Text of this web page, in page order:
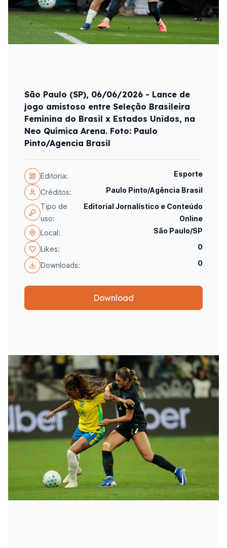
São Paulo (SP), 06/06/2026 - Lance de
jogo amistoso entre Seleção Brasileira
Feminina do Brasil x Estados Unidos, na
Neo Química Arena. Foto: Paulo
Pinto/Agencia Brasil
Editoria: Esporte
Créditos:
Paulo Pinto/Agência Brasil
Tipo de
uso:
Editorial Jornalístico e Conteúdo
Online
Local:
São Paulo/SP
Likes: 0
Downloads: 0
Download